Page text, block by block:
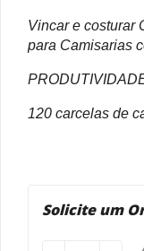
Vincar e costurar
para Camisarias
120 carcelas de
Solicite um